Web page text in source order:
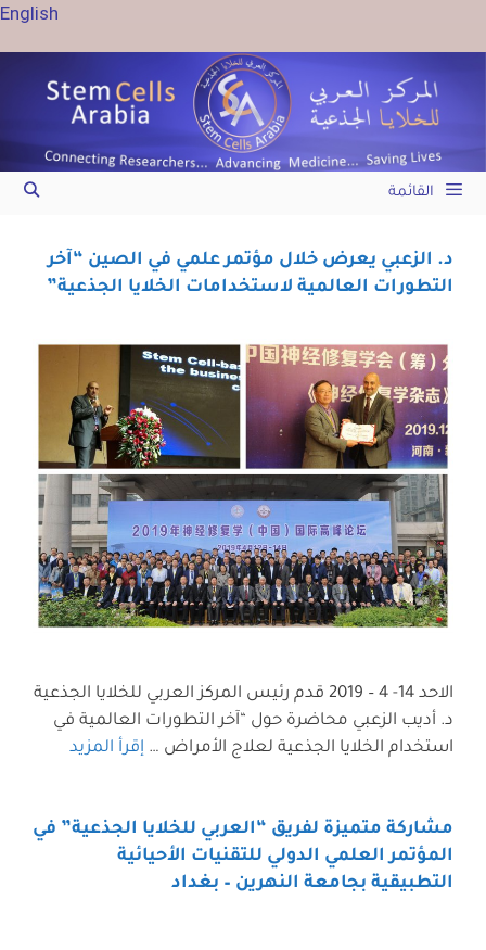
English
القائمة
د. الزعبي يعرض خلال مؤتمر علمي في الصين “آخر
التطورات العالمية لاستخدامات الخلايا الجذعية”
الاحد 14- 4 – 2019 قدم رئيس المركز العربي للخلايا الجذعية
د. أديب الزعبي محاضرة حول “آخر التطورات العالمية في
استخدام الخلايا الجذعية لعلاج الأمراض … إقرأ المزيد
مشاركة متميزة لفريق “العربي للخلايا الجذعية” في
المؤتمر العلمي الدولي للتقنيات الأحيائية
التطبيقية بجامعة النهرين – بغداد